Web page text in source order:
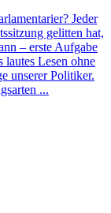
Jeder
gelitten hat,
– erste Aufgabe
lautes Lesen ohne
unserer Politiker.
...